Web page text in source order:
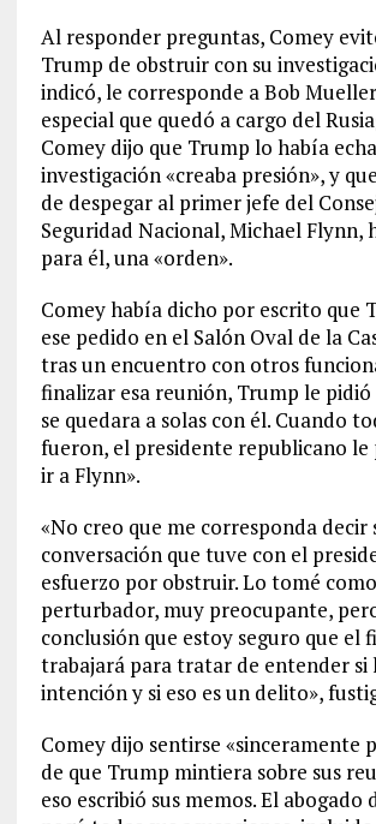
Al responder preguntas, Comey
Trump de obstruir con su
indicó, le corresponde a Bob
especial que quedó a cargo del
Comey dijo que Trump lo había
investigación «creaba presión», y
de despegar al primer jefe del
Seguridad Nacional, Michael Flynn,
para él, una «orden».
Comey había dicho por escrito que
ese pedido en el Salón Oval de la
tras un encuentro con otros
finalizar esa reunión, Trump le pidió
se quedara a solas con él. Cuando
fueron, el presidente republicano le
ir a Flynn».
«No creo que me corresponda decir
conversación que tuve con el
esfuerzo por obstruir. Lo tomé
perturbador, muy preocupante,
conclusión que estoy seguro que el
trabajará para tratar de entender si
intención y si eso es un delito»,
Comey dijo sentirse «sinceramente
de que Trump mintiera sobre sus
eso escribió sus memos. El abogado